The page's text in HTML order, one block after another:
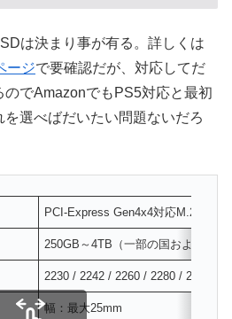
は決まり事が有る。詳しくは
ージで要確認だが、対応してだ
でAmazonでもPS5対応と最初
選べばだいたい問題ないだろ
PCI-Express Gen4x4対応M.2
250GB～4TB（一部の国および地
2230 / 2242 / 2260 / 2280 / 22110
幅：最大25mm